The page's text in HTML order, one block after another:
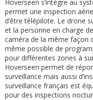
Hoverseen s’intègre au
permet une inspection
d’être télépilote. Le drone
et la personne en charge
caméra de la même façon
même possible de
pour différentes zones à
Hoverseen permet de
surveillance mais aussi
surveillance français est
pour des inspections